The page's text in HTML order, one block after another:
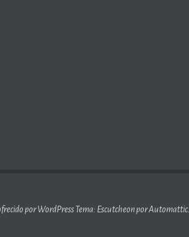
por WordPress Tema: Escutcheon porAutomattic.